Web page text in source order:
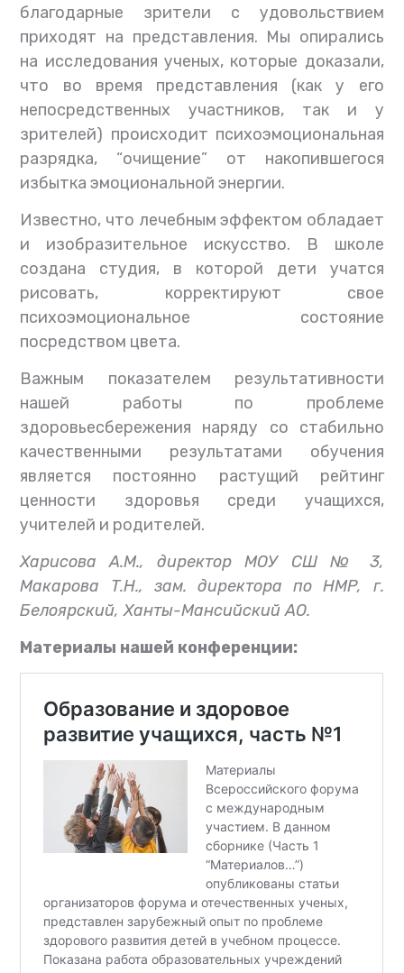
благодарные зрители с удовольствием
приходят на представления. Мы опирались
на исследования ученых, которые доказали,
что во время представления (как у его
непосредственных участников, так и у
зрителей) происходит психоэмоциональная
разрядка, “очищение” от накопившегося
избытка эмоциональной энергии.
Известно, что лечебным эффектом обладает
и изобразительное искусство. В школе
создана студия, в которой дети учатся
рисовать, корректируют свое
психоэмоциональное состояние
посредством цвета.
Важным показателем результативности
нашей работы по проблеме
здоровьесбережения наряду со стабильно
качественными результатами обучения
является постоянно растущий рейтинг
ценности здоровья среди учащихся,
учителей и родителей.
Харисова А.М., директор МОУ СШ № 3,
Макарова Т.Н., зам. директора по НМP, г.
Белоярский, Ханты-Мансийский АО.
Материалы нашей конференции: